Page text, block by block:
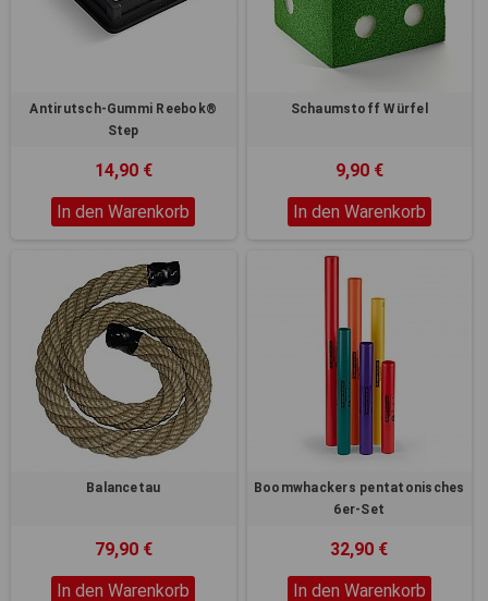
Antirutsch-Gummi Reebok®
Step
14,90 €
In den Warenkorb
Schaumstoff Würfel
9,90 €
In den Warenkorb
Balancetau
79,90 €
In den Warenkorb
Boomwhackers pentatonisches
6er-Set
32,90 €
In den Warenkorb